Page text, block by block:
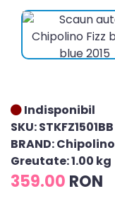
Indisponibil
SKU: STKFZ1501BB
BRAND: Chipolino
Greutate: 1.00 kg
359.00 RON